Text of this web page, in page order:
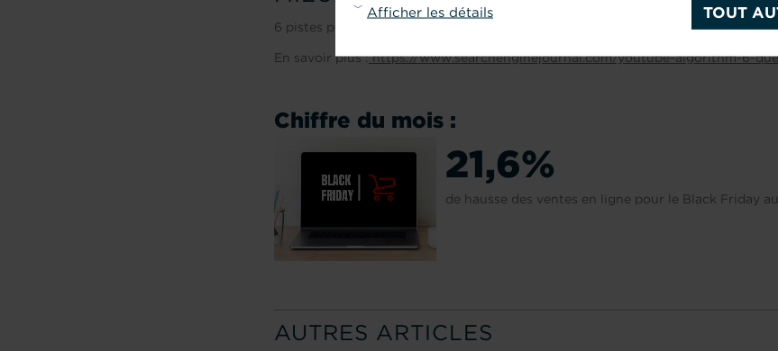
TOUT
Afficher les détails
6 pistes pour améliorer son référencement vidéo
En savoir plus :https://www.searchenginejournal.com/youtube-algorithm-6-
Chiffre du mois :
21,6%
de hausse des ventes en ligne pour le Black Friday
AUTRES ARTICLES